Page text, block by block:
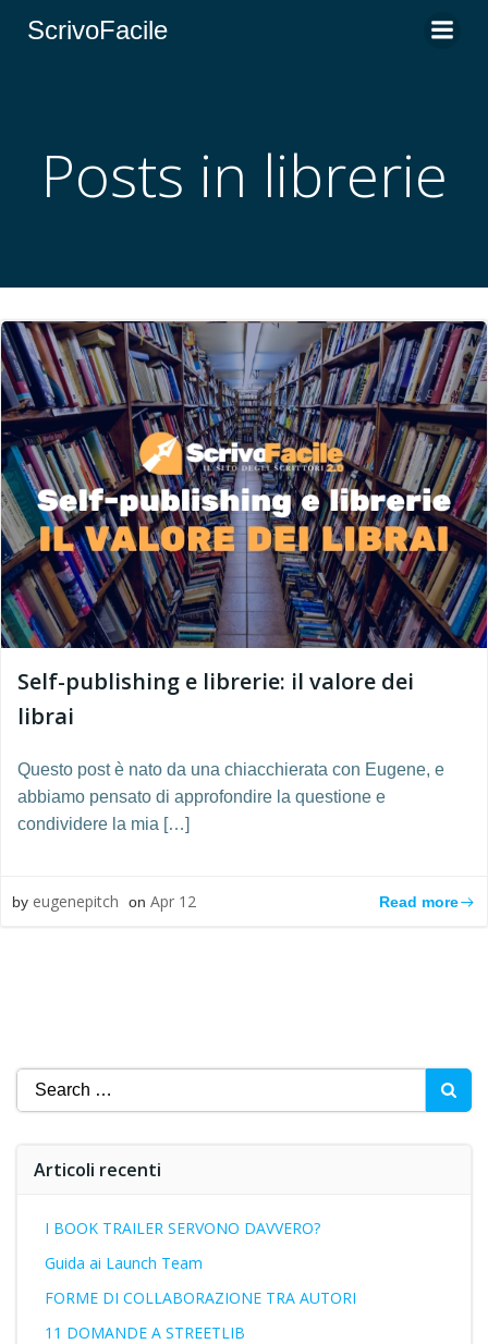
ScrivoFacile
Posts in librerie
Self-publishing e librerie: il valore dei
librai
Questo post è nato da una chiacchierata con Eugene, e
abbiamo pensato di approfondire la questione e
condividere la mia […]
by eugenepitch on Apr 12 Read more
Search
Articoli recenti
I BOOK TRAILER SERVONO DAVVERO?
Guida ai Launch Team
FORME DI COLLABORAZIONE TRA AUTORI
11 DOMANDE A STREETLIB